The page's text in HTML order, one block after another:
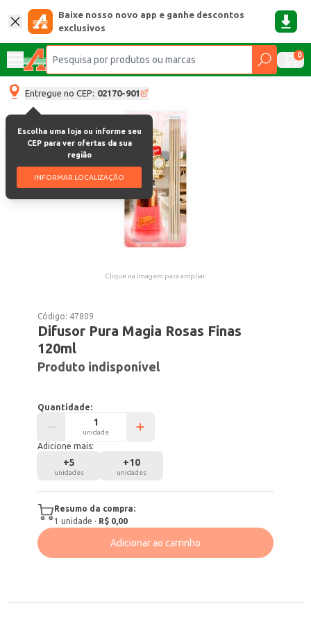
Baixe nosso novo app e ganhe descontos
exclusivos
0
Entregue no CEP: 02170-901
Escolha uma loja ou informe seu
CEP para ver ofertas da sua
região
INFORMAR LOCALIZAÇÃO
Clique na imagem para ampliar.
Código: 47809
Difusor Pura Magia Rosas Finas
120ml
Produto indisponível
Quantidade:
unidade
Adicione mais:
+5
unidades
+10
unidades
Resumo da compra:
1 unidade · R$ 0,00
Adicionar ao carrinho